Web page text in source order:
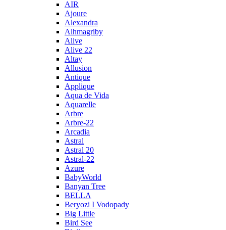
AIR
Ajoure
Alexandra
Alhmagriby
Alive
Alive 22
Altay
Allusion
Antique
Applique
Aqua de Vida
Aquarelle
Arbre
Arbre-22
Arcadia
Astral
Astral 20
Astral-22
Azure
BabyWorld
Banyan Tree
BELLA
Beryozi I Vodopady
Big Little
Bird See